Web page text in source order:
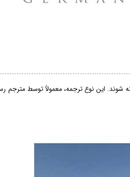
شوند. این نوع ترجمه، معمولاً توسط مترجم